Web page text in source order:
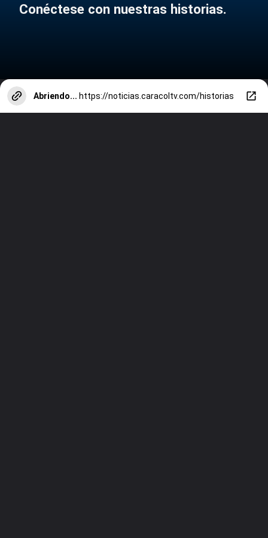
Conéctese con nuestras historias.
Abriendo... https://noticias.caracoltv.com/historias